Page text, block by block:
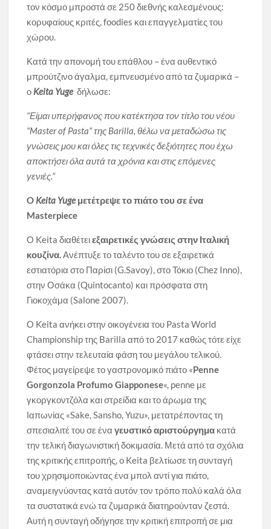
τον κόσμο μπροστά σε 250 διεθνής καλεσμένους:
κορυφαίους κριτές, foodies και επαγγελματίες του
χώρου.
Κατά την απονομή του επάθλου – ένα αυθεντικό
μπρούτζινο άγαλμα, εμπνευσμένο από τα ζυμαρικά –
ο Keita Yugeδήλωσε:
“Είμαι υπερήφανος που κατέκτησα τον τίτλο του νέου
“Master of Pasta” της Barilla, θέλω να μεταδώσω τις
γνώσεις μου και όλες τις τεχνικές δεξιότητες που έχω
αποκτήσει όλα αυτά τα χρόνια και στις επόμενες
γενιές.”
O Keita Yugeμετέτρεψε το πιάτο του σε ένα
Masterpiece
Ο Keita διαθέτειεξαιρετικές γνώσεις στην Ιταλική
κουζίνα.Ανέπτυξε το ταλέντο του σε εξαιρετικά
εστιατόρια στο Παρίσι (G.Savoy), στο Τόκιο (Chez Inno),
στην Οσάκα (Quintocanto) και πρόσφατα στη
Γιοκοχάμα (Salone 2007).
Ο Keita ανήκει στην οικογένεια του Pasta World
Championship της Barilla από το 2017 καθώς τότε είχε
φτάσει στην τελευταία φάση του μεγάλου τελικού.
Φέτος μαγείρεψε το γαστρονομικό πιάτο «Penne
Gorgonzola Profumo Giapponese«, penne με
γκοργκοντζόλα και στρείδια και το άρωμα της
Ιαπωνίας «Sake, Sansho, Yuzu», μετατρέποντας τη
σπεσιαλιτέ του σε έναγευστικό αριστούργημα κατά
την τελική διαγωνιστική δοκιμασία. Μετά από τα σχόλια
της κριτικής επιτροπής, ο Keita βελτίωσε τη συνταγή
του χρησιμοποιώντας ένα μπολ αντί για πιάτο,
αναμειγνύοντας κατά αυτόν τον τρόπο πολύ καλά όλα
τα συστατικά ενώ τα ζυμαρικά διατηρούνταν ζεστά.
Αυτή η συνταγή οδήγησε την κριτική επιτροπή σε μια